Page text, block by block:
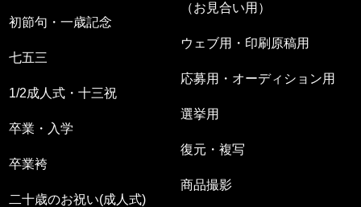
初節句・一歳記念
七五三
1/2成人式・十三祝
卒業・入学
卒業袴
二十歳のお祝い(成人式)
（お見合い用）
ウェブ用・印刷原稿用
応募用・オーディション用
選挙用
復元・複写
商品撮影